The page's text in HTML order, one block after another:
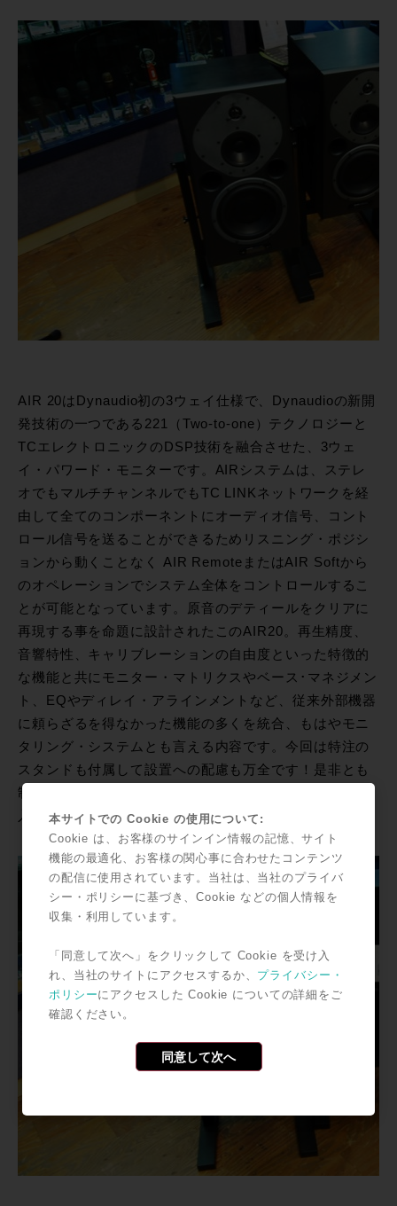
AIR 20はDynaudio初の3ウェイ仕様で、Dynaudioの新開
発技術の一つである221（Two-to-one）テクノロジーと
TCエレクトロニックのDSP技術を融合させた、3ウェ
イ・パワード・モニターです。AIRシステムは、ステレ
オでもマルチチャンネルでもTC LINKネットワークを経
由して全てのコンポーネントにオーディオ信号、コント
ロール信号を送ることができるためリスニング・ポジシ
ョンから動くことなく AIR RemoteまたはAIR Softから
のオペレーションでシステム全体をコントロールするこ
とが可能となっています。原音のデティールをクリアに
再現する事を命題に設計されたこのAIR20。再生精度、
音響特性、キャリブレーションの自由度といった特徴的
な機能と共にモニター・マトリクスやベース･マネジメン
ト、EQやディレイ・アラインメントなど、従来外部機器
に頼らざるを得なかった機能の多くを統合、もはやモニ
タリング・システムとも言える内容です。今回は特注の
スタンドも付属して設置への配慮も万全です！是非とも
制作用途、リスニング用として良質のスピーカーを手に
入れてください！
本サイトでの Cookie の使用について:
Cookie は、お客様のサインイン情報の記憶、サイト
機能の最適化、お客様の関心事に合わせたコンテンツ
の配信に使用されています。当社は、当社のプライバ
シー・ポリシーに基づき、Cookie などの個人情報を
収集・利用しています。
「同意して次へ」をクリックして Cookie を受け入
れ、当社のサイトにアクセスするか、 プライバシー・
ポリシーにアクセスした Cookie についての詳細をご
確認ください。
同意して次へ